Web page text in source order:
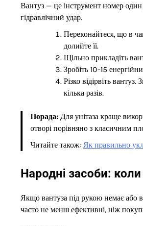
Вантуз — це інструмент номер
гідравлічний удар.
Переконайтеся, що в
долийте її.
Щільно прикладіть
Зробіть 10-15
Різко відірвіть
кілька разів.
Порада: Для унітаза краще
отворі порівняно з класичним
Читайте також: Як правильно
Народні засоби: коли
Якщо вантуза під рукою немає або
часто не менш ефективні, ніж